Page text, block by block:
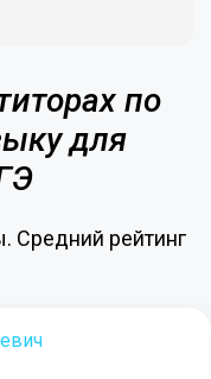
по
для
Средний рейтинг